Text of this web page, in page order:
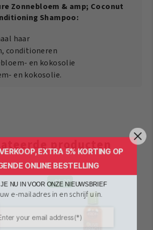
Zonnebloem & amp; Coconut
Shampoo:
haar
conditioneren
en kokosolie
en kokosolie.
producten
-€1.00
EXTRA 5% KORTING OP
ONLINE BESTELLING
NU IN VOOR ONZE NIEUWSBRIEF
e-mailadres in en schrijf u in.